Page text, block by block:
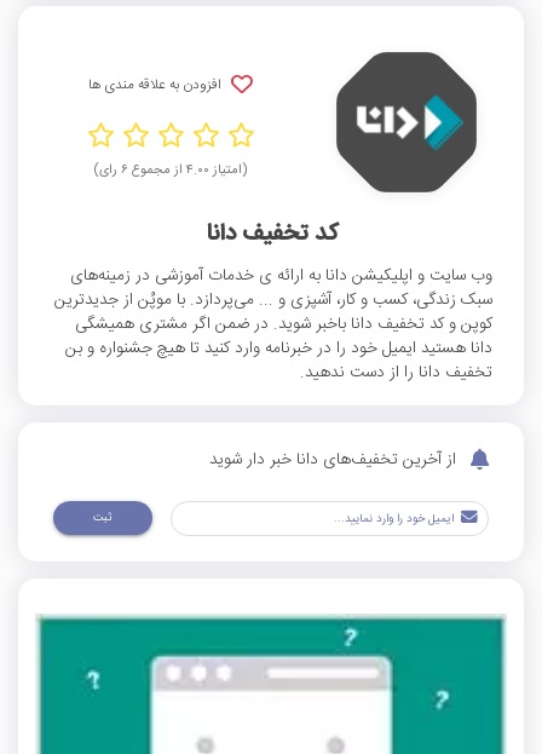
افزودن به علاقه مندی ها
(امتیاز ۴.۰۰ از مجموع ۶ رای)
کد تخفیف دانا
وب سایت و اپلیکیشن دانا به ارائه ی خدمات آموزشی در زمینه‌های
سبک زندگی، کسب و کار، آشپزی و ... می‌پردازد. با موپُن از جدیدترین
کوپن و کد تخفیف دانا باخبر شوید. در ضمن اگر مشتری همیشگی
دانا هستید ایمیل خود را در خبرنامه وارد کنید تا هیچ جشنواره و بن
تخفیف دانا را از دست ندهید.
از آخرین تخفیف‌های دانا خبر دار شوید
ثبت